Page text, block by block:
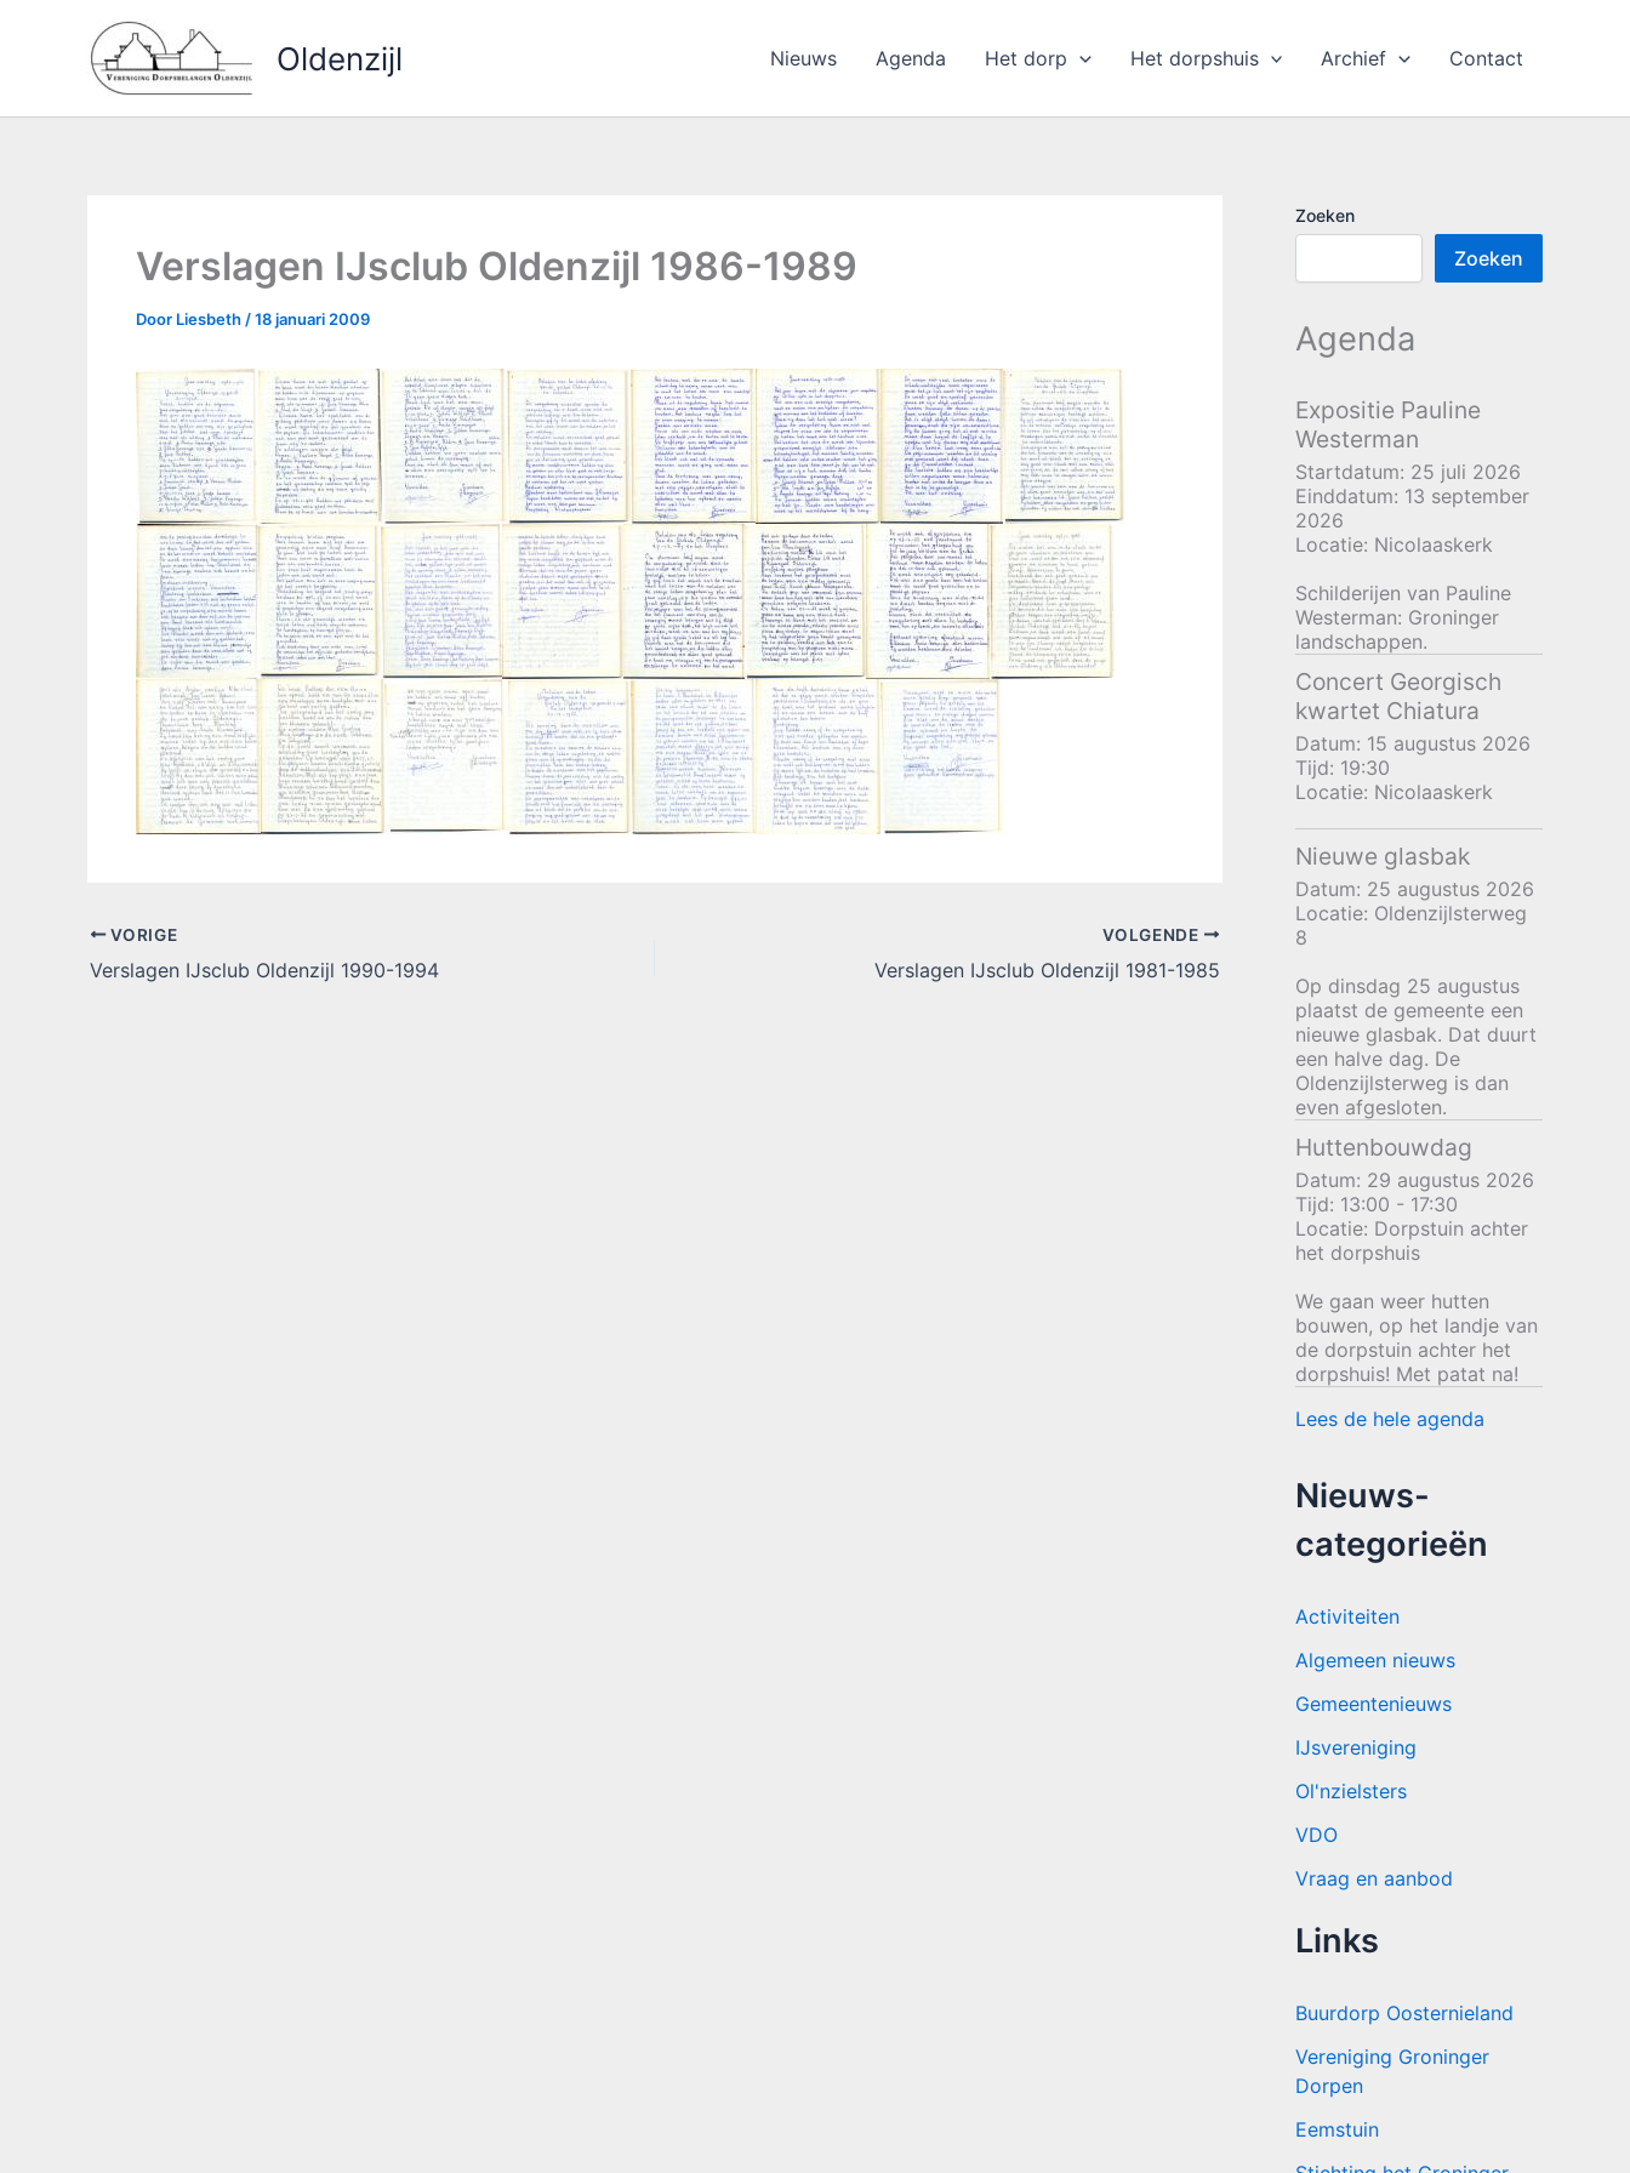
Oldenzijl Nieuws Agenda Het dorp Het dorpshuis Archief Contact
Verslagen IJsclub Oldenzijl 1986-1989
Door Liesbeth /18 januari 2009
VORIGE
Verslagen IJsclub Oldenzijl 1990-1994
VOLGENDE
Verslagen IJsclub Oldenzijl 1981-1985
Zoeken
Zoeken
Agenda
Expositie Pauline
Westerman
Startdatum: 25 juli 2026
Einddatum: 13 september
2026
Locatie: Nicolaaskerk
Schilderijen van Pauline
Westerman: Groninger
landschappen.
Concert Georgisch
kwartet Chiatura
Datum: 15 augustus 2026
Tijd: 19:30
Locatie: Nicolaaskerk
Nieuwe glasbak
Datum: 25 augustus 2026
Locatie: Oldenzijlsterweg
8
Op dinsdag 25 augustus
plaatst de gemeente een
nieuwe glasbak. Dat duurt
een halve dag. De
Oldenzijlsterweg is dan
even afgesloten.
Huttenbouwdag
Datum: 29 augustus 2026
Tijd: 13:00 - 17:30
Locatie: Dorpstuin achter
het dorpshuis
We gaan weer hutten
bouwen, op het landje van
de dorpstuin achter het
dorpshuis! Met patat na!
Lees de hele agenda
Nieuws-
categorieën
Activiteiten
Algemeen nieuws
Gemeentenieuws
IJsvereniging
Ol'nzielsters
VDO
Vraag en aanbod
Links
Buurdorp Oosternieland
Vereniging Groninger
Dorpen
Eemstuin